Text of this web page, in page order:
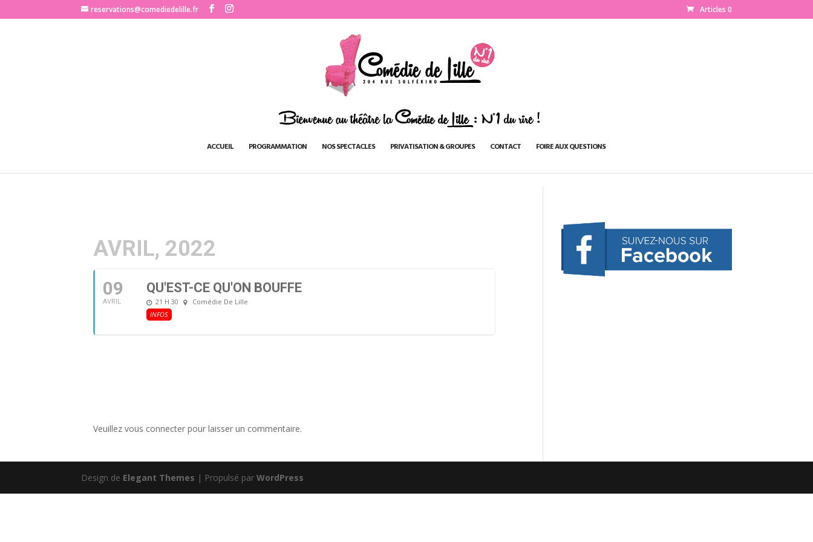
http://www.comediedelille.frreservations@comediedelille.fr Articles 0
ACCUEIL PROGRAMMATION NOS SPECTACLES PRIVATISATION & GROUPES CONTACT FOIRE AUX QUESTIONS
AVRIL, 2022
09
AVRIL
QU'EST-CE QU'ON BOUFFE
21 H 30
Comédie De Lille
INFOS
Veuillez vous connecter pour laisser un commentaire.
Design de Elegant Themes | Propulsé parWordPress